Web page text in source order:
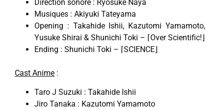
Direction sonore : Ryosuke Naya
Musiques : Akiyuki Tateyama
Opening : Takahide Ishii, Kazutomi Yamamoto,
Yusuke Shirai & Shunichi Toki – ⌈Over Scientific!⌋
Ending : Shunichi Toki – ⌈SCIENCE⌋
Cast Anime :
Taro J Suzuki : Takahide Ishii
Jiro Tanaka : Kazutomi Yamamoto